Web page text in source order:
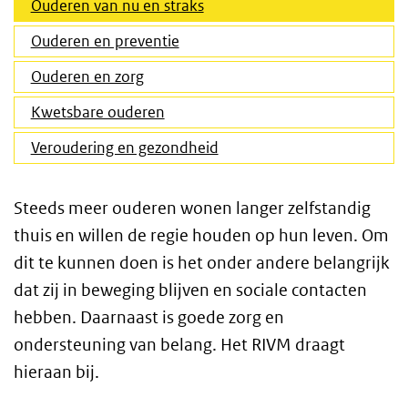
Ouderen van nu en straks(Actieve tab)
Ouderen en preventie
Ouderen en zorg
Kwetsbare ouderen
Veroudering en gezondheid
Steeds meer ouderen wonen langer zelfstandig
thuis en willen de regie houden op hun leven. Om
dit te kunnen doen is het onder andere belangrijk
dat zij in beweging blijven en sociale contacten
hebben. Daarnaast is goede zorg en
ondersteuning van belang. Het RIVM draagt
hieraan bij.